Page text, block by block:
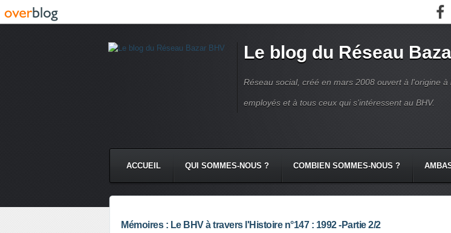
Le blog du Réseau
Réseau social, créé en mars 2008 ouvert à l'origine
employés et à tous ceux qui s'intéressent au BHV.
ACCUEIL QUI SOMMES-NOUS ? COMBIEN SOMMES-NOUS ?
Mémoires : Le BHV à travers l'Histoire n°147 : 1992 -Partie 2/2